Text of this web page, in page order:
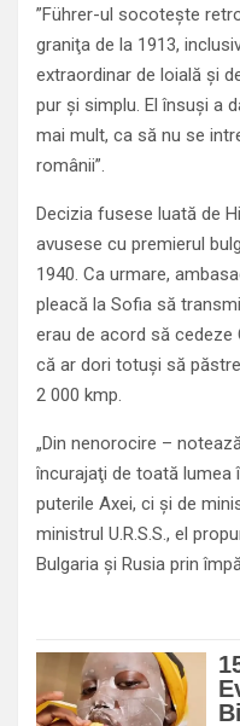
”Führer-ul socotește
graniţa de la 1913,
extraordinar de loială și
pur și simplu. El însuși a
mai mult, ca să nu se
românii”.
Decizia fusese luată de
avusese cu premierul
1940. Ca urmare,
pleacă la Sofia să
erau de acord să cedeze
că ar dori totuși să
2 000 kmp.
„Din nenorocire –
încurajaţi de toată lumea
puterile Axei, ci și de
ministrul U.R.S.S., el
Bulgaria și Rusia prin